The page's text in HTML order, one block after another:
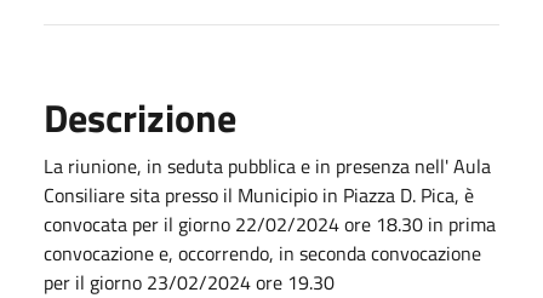
Descrizione
La riunione, in seduta pubblica e in presenza nell' Aula
Consiliare sita presso il Municipio in Piazza D. Pica, è
convocata per il giorno 22/02/2024 ore 18.30 in prima
convocazione e, occorrendo, in seconda convocazione
per il giorno 23/02/2024 ore 19.30